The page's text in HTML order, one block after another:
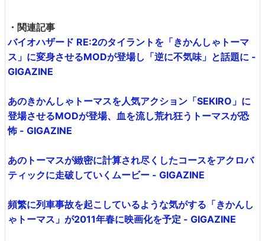
・関連記事
バイオハザード RE:2のタイラントを「きかんしゃトーマ
ス」に変身させるMODが登場し「逆に不気味」と話題に -
GIGAZINE
あのきかんしゃトーマスを人気アクション「SEKIRO」に
登場させるMODが登場、血を流し荒れ狂うトーマスが恐
怖 - GIGAZINE
あのトーマスが緻密に計算され尽くしたコースをアクロバ
ティックに走破していくムービー - GIGAZINE
頻繁に列車事故を起こしているような気がする「きかんし
ゃトーマス」が2011年春に映画化を予定 - GIGAZINE